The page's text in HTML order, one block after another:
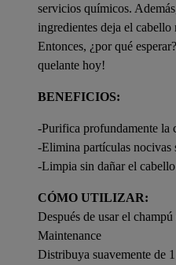
servicios químicos.
ingredientes deja el cabello
Entonces, ¿por qué
quelante hoy!
BENEFICIOS:
-Purifica profundamente la
-Elimina partículas nocivas
-Limpia sin dañar el
CÓMO UTILIZAR:
Después de usar el
Maintenance
Distribuya suavemente de